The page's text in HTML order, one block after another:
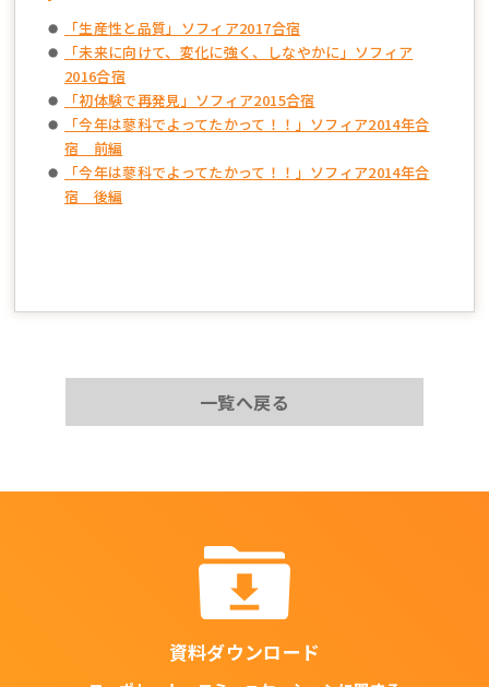
「生産性と品質」ソフィア2017合宿
「未来に向けて、変化に強く、しなやかに」ソフィア
2016合宿
「初体験で再発見」ソフィア2015合宿
「今年は蓼科でよってたかって！！」ソフィア2014年合
宿 前編
「今年は蓼科でよってたかって！！」ソフィア2014年合
宿 後編
一覧へ戻る
資料ダウンロード